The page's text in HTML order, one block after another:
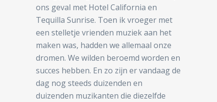
ons geval met Hotel California en
Tequilla Sunrise. Toen ik vroeger met
een stelletje vrienden muziek aan het
maken was, hadden we allemaal onze
dromen. We wilden beroemd worden en
succes hebben. En zo zijn er vandaag de
dag nog steeds duizenden en
duizenden muzikanten die diezelfde